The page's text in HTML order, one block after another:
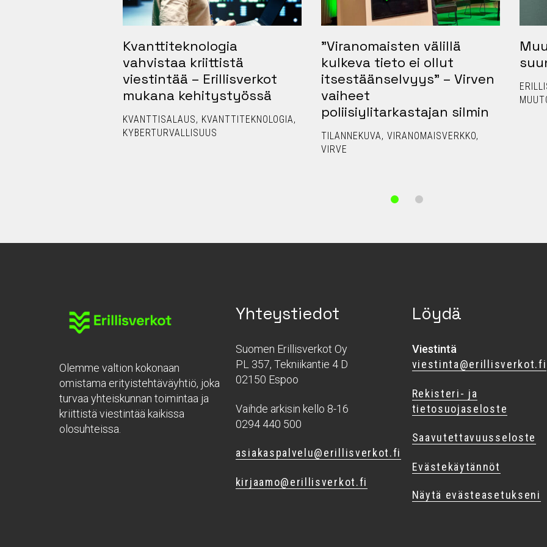
Kvanttiteknologia
vahvistaa kriittistä
viestintää – Erillisverkot
mukana kehitystyössä
KVANTTISALAUS
KVANTTITEKNOLOGIA
KYBERTURVALLISUUS
”Viranomaisten välillä
kulkeva tieto ei ollut
itsestäänselvyys” – Virven
vaiheet
poliisiylitarkastajan silmin
TILANNEKUVA VIRANOMAISVERKKO
VIRVE
Olemme valtion kokonaan
omistama erityistehtäväyhtiö, joka
turvaa yhteiskunnan toimintaa ja
kriittistä viestintää kaikissa
olosuhteissa.
Yhteystiedot
Suomen Erillisverkot Oy
PL 357, Tekniikantie 4 D
02150 Espoo
Vaihde arkisin kello 8-16
0294 440 500
asiakaspalvelu@erillisverkot.fi
kirjaamo@erillisverkot.fi
Löydä
Viestintä
viestinta@erillisverkot.fi
Rekisteri- ja
tietosuojaseloste
Saavutettavuusseloste
Evästekäytännöt
Näytä evästeasetukseni